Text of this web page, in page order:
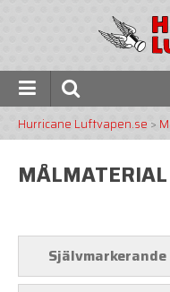
Hurricane Luftvapen.se >
MÅLMATERIAL
Självmarkerande